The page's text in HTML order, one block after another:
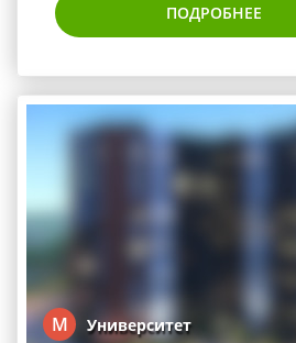
ПОДРОБНЕЕ
М Университет